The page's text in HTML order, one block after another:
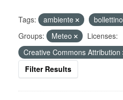
Tags: ambiente bollettino
Groups:
Meteo
Licenses:
Creative Commons Attribution
Filter Results